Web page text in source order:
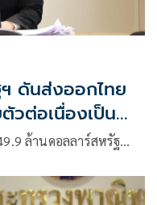
ฯ ดันส่งออกไทย
วต่อเนื่องเป็น
ล้านดอลลาร์สหรัฐ…